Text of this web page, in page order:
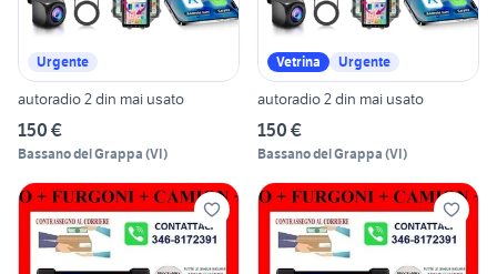
Urgente
autoradio 2 din mai usato
150 €
Bassano del Grappa (VI)
Vetrina Urgente
autoradio 2 din mai usato
150 €
Bassano del Grappa (VI)